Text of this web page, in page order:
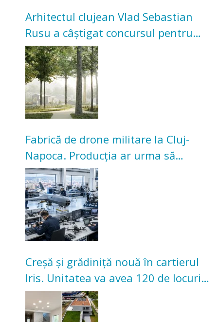
Arhitectul clujean Vlad Sebastian
Rusu a câștigat concursul pentru
transformarea Grădinii Casei
Universitarilor
Fabrică de drone militare la Cluj-
Napoca. Producția ar urma să
înceapă în toamna acestui an
Creșă și grădiniță nouă în cartierul
Iris. Unitatea va avea 120 de locuri
pentru copii